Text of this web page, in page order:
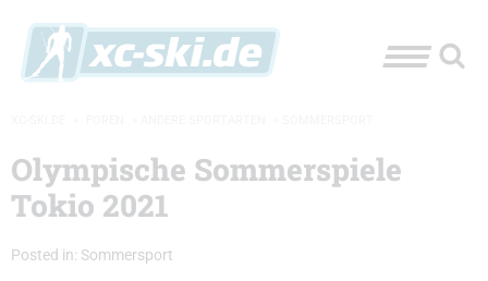
Olympische Sommerspiele
Tokio 2021
Posted in: Sommersport